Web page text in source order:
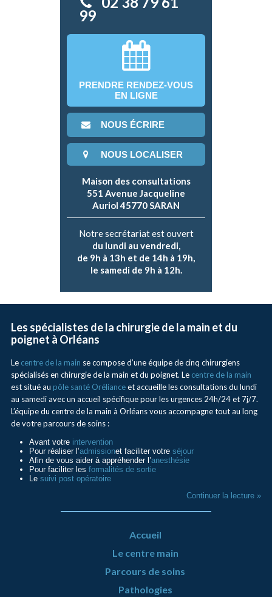
99
PRENDRE RENDEZ-VOUS
EN LIGNE
NOUS ÉCRIRE
NOUS LOCALISER
Maison des consultations
551 Avenue Jacqueline
Auriol 45770 SARAN
Notre secrétariat est ouvert
du lundi au vendredi,
de 9h à 13h et de 14h à 19h,
le samedi de 9h à 12h.
Les spécialistes de la chirurgie de la main et du
poignet à Orléans
Le centre de la main se compose d’une équipe de cinq chirurgiens
spécialisés en chirurgie de la main et du poignet. Le centre de la main
est situé au pôle santé Orélianceet accueille les consultations du lundi
au samedi avec un accueil spécifique pour les urgences 24h/24 et 7j/7.
L’équipe du centre de la main à Orléans vous accompagne tout au long
de votre parcours de soins :
Avant votre intervention
Pour réaliser l’admissionet faciliter votre séjour
Afin de vous aider à appréhender l’anesthésie
Pour faciliter les formalités de sortie
Le suivi post opératoire
Continuer la lecture »
Accueil
Le centre main
Parcours de soins
Pathologies